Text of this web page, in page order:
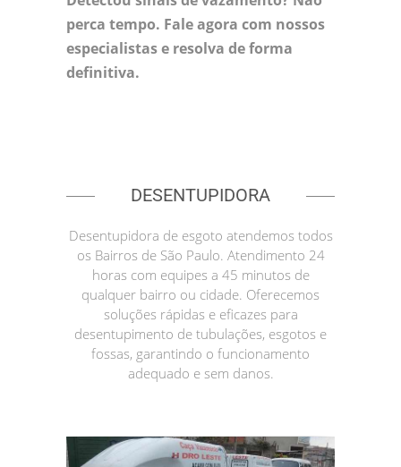
perca tempo. Fale agora com nossos
especialistas e resolva de forma
definitiva.
DESENTUPIDORA
Desentupidora de esgoto atendemos todos
os Bairros de São Paulo. Atendimento 24
horas com equipes a 45 minutos de
qualquer bairro ou cidade. Oferecemos
soluções rápidas e eficazes para
desentupimento de tubulações, esgotos e
fossas, garantindo o funcionamento
adequado e sem danos.